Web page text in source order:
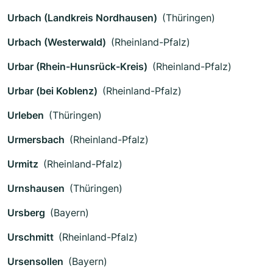
Urbach (Landkreis Nordhausen) (Thüringen)
Urbach (Westerwald) (Rheinland-Pfalz)
Urbar (Rhein-Hunsrück-Kreis) (Rheinland-Pfalz)
Urbar (bei Koblenz) (Rheinland-Pfalz)
Urleben (Thüringen)
Urmersbach (Rheinland-Pfalz)
Urmitz (Rheinland-Pfalz)
Urnshausen (Thüringen)
Ursberg (Bayern)
Urschmitt (Rheinland-Pfalz)
Ursensollen (Bayern)